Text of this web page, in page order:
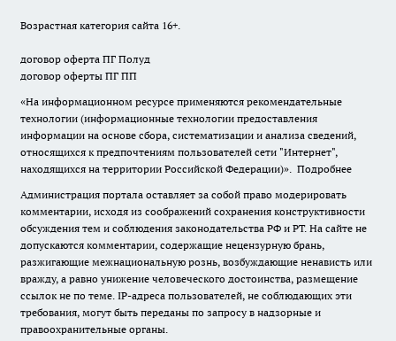
Возрастная категория сайта 16+.
договор оферта ПГ Полуд
договор оферты ПГ ПП
«На информационном ресурсе применяются рекомендательные
технологии (информационные технологии предоставления
информации на основе сбора, систематизации и анализа сведений,
относящихся к предпочтениям пользователей сети "Интернет",
находящихся на территории Российской Федерации)». Подробнее
Администрация портала оставляет за собой право модерировать
комментарии, исходя из соображений сохранения конструктивности
обсуждения тем и соблюдения законодательства РФ и РТ. На сайте не
допускаются комментарии, содержащие нецензурную брань,
разжигающие межнациональную рознь, возбуждающие ненависть или
вражду, а равно унижение человеческого достоинства, размещение
ссылок не по теме. IP-адреса пользователей, не соблюдающих эти
требования, могут быть переданы по запросу в надзорные и
правоохранительные органы.